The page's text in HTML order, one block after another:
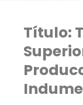
Título: